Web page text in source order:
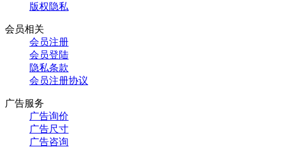
版权隐私
会员相关
会员注册
会员登陆
隐私条款
会员注册协议
广告服务
广告询价
广告尺寸
广告咨询